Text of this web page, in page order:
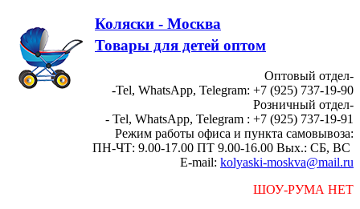
Коляски - Москва
Товары для детей оптом
Оптовый отдел-
-Tel, WhatsApp, Telegram: +7 (925) 737-19-90
Розничный отдел-
- Tel, WhatsApp, Telegram : +7 (925) 737-19-91
Режим работы офиса и пункта самовывоза:
ПН-ЧТ: 9.00-17.00 ПТ 9.00-16.00 Вых.: СБ, ВС
E-mail: kolyaski-moskva@mail.ru
ШОУ-РУМА НЕТ